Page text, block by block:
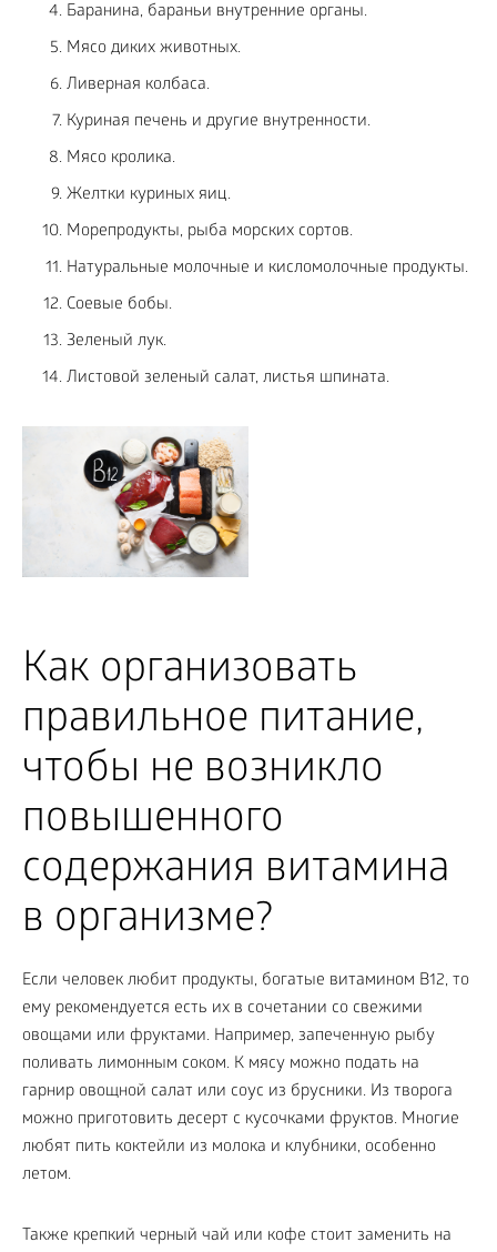
Баранина, бараньи внутренние органы.
Мясо диких животных.
Ливерная колбаса.
Куриная печень и другие внутренности.
Мясо кролика.
Желтки куриных яиц.
Морепродукты, рыба морских сортов.
Натуральные молочные и кисломолочные продукты.
Соевые бобы.
Зеленый лук.
Листовой зеленый салат, листья шпината.
Как организовать
правильное питание,
чтобы не возникло
повышенного
содержания витамина
в организме?
Если человек любит продукты, богатые витамином В12, то
ему рекомендуется есть их в сочетании со свежими
овощами или фруктами. Например, запеченную рыбу
поливать лимонным соком. К мясу можно подать на
гарнир овощной салат или соус из брусники. Из творога
можно приготовить десерт с кусочками фруктов. Многие
любят пить коктейли из молока и клубники, особенно
летом.
Также крепкий черный чай или кофе стоит заменить на